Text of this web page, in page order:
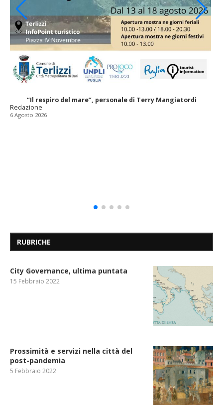
“Il respiro del mare”, personale di Terry Mangiatordi
Redazione
6 Agosto 2026
RUBRICHE
City Governance, ultima puntata
15 Febbraio 2022
Prossimità e servizi nella città del
post-pandemia
5 Febbraio 2022